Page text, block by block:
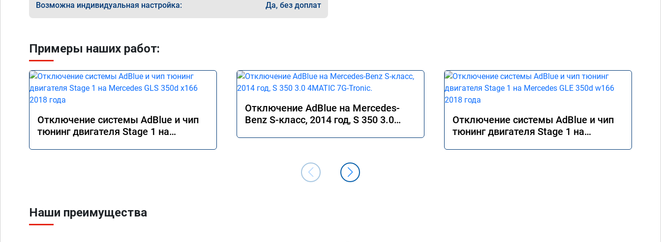
Возможна индивидуальная настройка: Да, без доплат
Примеры наших работ:
Отключение системы AdBlue и чип
тюнинг двигателя Stage 1 на
Отключение AdBlue на Mercedes-
Benz S-класс, 2014 год, S 350 3.0
Отключение системы AdBlue и чип
тюнинг двигателя Stage 1 на
Наши преимущества